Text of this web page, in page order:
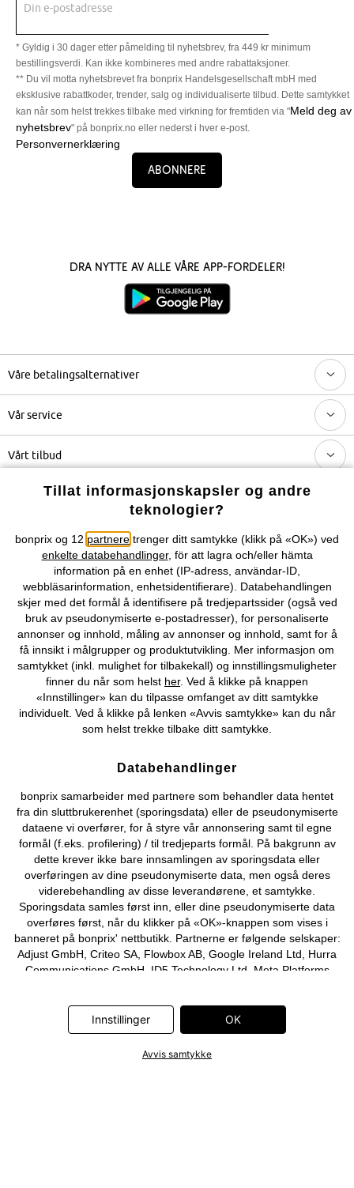
Din e-postadresse
* Gyldig i 30 dager etter påmelding til nyhetsbrev, fra 449 kr minimum
bestillingsverdi. Kan ikke kombineres med andre rabattaksjoner.
** Du vil motta nyhetsbrevet fra bonprix Handelsgesellschaft mbH med
eksklusive rabattkoder, trender, salg og individualiserte tilbud. Dette samtykket
kan når som helst trekkes tilbake med virkning for fremtiden via "Meld deg av
nyhetsbrev" på bonprix.no eller nederst i hver e-post.
Personvernerklæring
Abonnere
Dra nytte av alle våre app-fordeler!
Våre betalingsalternativer
Vår service
Vårt tilbud
Selskapet
Topkategorier / Sesongvarer
Du kan også finne oss på
Kjøpsvilkår Personopplysninger Cookie-innstillinger
Om Oss Angre kjøp
©2026 bonprix.
Tillat informasjonskapsler og andre
teknologier?
bonprix og 12 partnere trenger ditt samtykke (klikk på «OK») ved
enkelte databehandlinger, för att lagra och/eller hämta
information på en enhet (IP-adress, användar-ID,
webbläsarinformation, enhetsidentifierare). Databehandlingen
skjer med det formål å identifisere på tredjepartssider (også ved
bruk av pseudonymiserte e-postadresser), for personaliserte
annonser og innhold, måling av annonser og innhold, samt for å
få innsikt i målgrupper og produktutvikling. Mer informasjon om
samtykket (inkl. mulighet for tilbakekall) og innstillingsmuligheter
finner du når som helst her. Ved å klikke på knappen
«Innstillinger» kan du tilpasse omfanget av ditt samtykke
individuelt. Ved å klikke på lenken «Avvis samtykke» kan du når
som helst trekke tilbake ditt samtykke.
Databehandlinger
bonprix samarbeider med partnere som behandler data hentet
fra din sluttbrukerenhet (sporingsdata) eller de pseudonymiserte
dataene vi overfører, for å styre vår annonsering samt til egne
formål (f.eks. profilering) / til tredjeparts formål. På bakgrunn av
dette krever ikke bare innsamlingen av sporingsdata eller
overføringen av dine pseudonymiserte data, men også deres
viderebehandling av disse leverandørene, et samtykke.
Sporingsdata samles først inn, eller dine pseudonymiserte data
overføres først, når du klikker på «OK»-knappen som vises i
banneret på bonprix' nettbutikk. Partnerne er følgende selskaper:
Adjust GmbH, Criteo SA, Flowbox AB, Google Ireland Ltd, Hurra
Communications GmbH, ID5 Technology Ltd, Meta Platforms
Technologies UK Ltd. Ytterligere informasjon om
databehandlingene utført av disse partnerne finner du i
. Informasjonen er også tilgjengelig via en
Innstillinger OK
Avvis samtykke